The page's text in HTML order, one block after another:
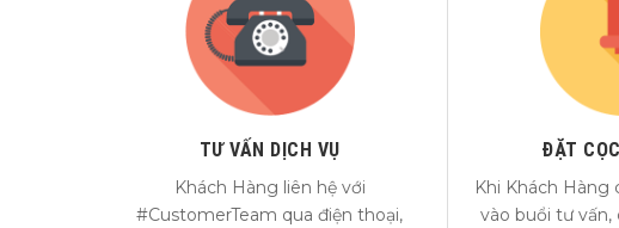
TƯ VẤN DỊCH VỤ
Khách Hàng liên hệ với
#CustomerTeam qua điện thoại,
ĐẶT
Khi Khách
vào buổi tư